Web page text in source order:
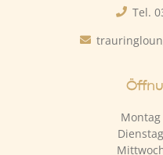
Tel.
Montag